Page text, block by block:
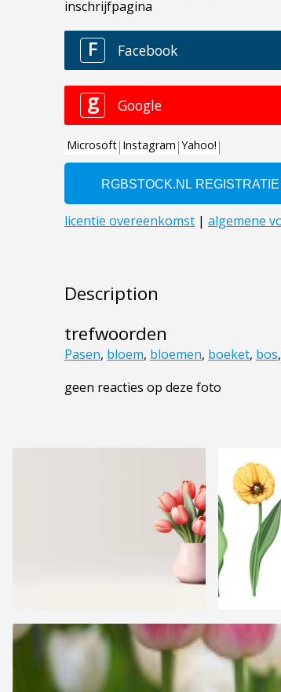
Description
trefwoorden
Pasen, bloem, bloemen, boeket, bos,
geen reacties op deze foto